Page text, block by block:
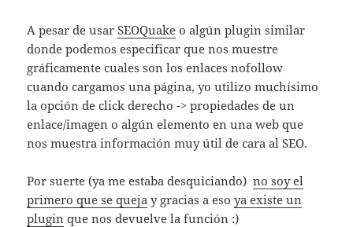
A pesar de usarSEOQuake o algún plugin similar
donde podemos especificar que nos muestre
gráficamente cuales son los enlaces nofollow
cuando cargamos una página, yo utilizo muchísimo
la opción de click derecho -> propiedades de un
enlace/imagen o algún elemento en una web que
nos muestra información muy útil de cara al SEO.
Por suerte (ya me estaba desquiciando)no soy el
primero que se queja y gracias a esoya existe un
plugin que nos devuelve la función :)